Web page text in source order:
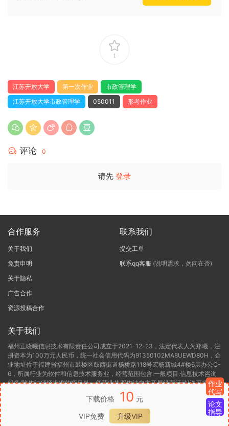
下载价格 10 元
VIP免费
升级VIP
1
江苏开放大学 第一次作业
市政管理学
江苏开放大学市政管理学
050011 形考作业
评论 0
请先 登录
合作服务
关于我们
免责申明
关于隐私
广告合作
资源投稿合作
联系我们
提交工单
联系qq客服 (说明需求，勿问在否)
关于我们
福州正晓曦信息技术有限责任公司成立于2021-12-23，法定代表人为郑曦，注
册资本为100万元人民币，统一社会信用代码为91350102MA8UEWD80H，企
业地址位于福建省福州市鼓楼区鼓西街道杨桥路118号宏杨新城4#楼6层办公C-
6，所属行业为软件和信息技术服务业，经营范围包含:一般项目:信息技术咨询
服务(除依法须经批准的项目外，凭营业执照依法自主开展经营活动)许可项目:
第二类增值电信业务(依法须经批准的项目，经相关部门批准后方可开展经营活
动，具体经营项目以相关部门批准文件或许可证件为准)。福州正晓曦信息技术
有限责任公司目前的经营状态为存续(在营，开业、在册)。
作业
代写
论文
指导